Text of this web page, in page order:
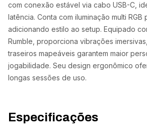
com conexão estável via cabo USB-C,
latência. Conta com iluminação multi RGB
adicionando estilo ao setup. Equipado
Rumble, proporciona vibrações
traseiros mapeáveis garantem maior
jogabilidade. Seu design ergonômico
longas sessões de uso.
Especificações